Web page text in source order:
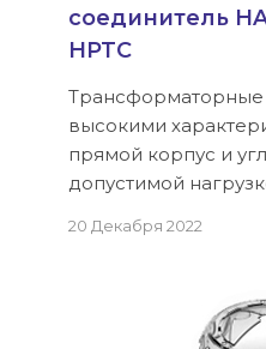
соединитель
HPTC
Трансформаторные
высокими
прямой корпус и
допустимой
20 Декабря 2022